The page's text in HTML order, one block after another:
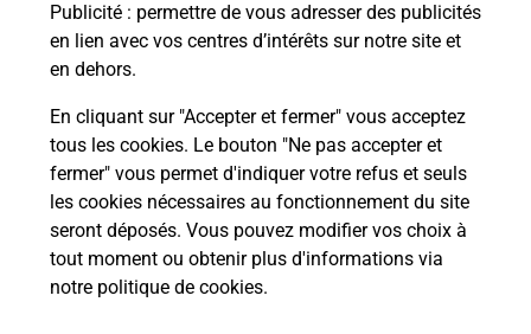
Publicité : permettre de vous adresser des publicités
en lien avec vos centres d’intérêts sur notre site et
en dehors.
En cliquant sur "Accepter et fermer" vous acceptez
tous les cookies. Le bouton "Ne pas accepter et
fermer" vous permet d'indiquer votre refus et seuls
les cookies nécessaires au fonctionnement du site
seront déposés. Vous pouvez modifier vos choix à
tout moment ou obtenir plus d'informations via
notre politique de cookies.
Lyon 9ème arrondissement
BLANDINE TEXTILE